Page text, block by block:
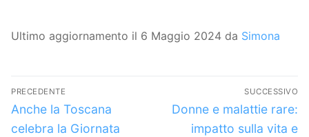
Ultimo aggiornamento il 6 Maggio 2024 da Simona
Navigazione
articoli
PRECEDENTE
Articolo
precedente:
Anche la Toscana
celebra la Giornata
SUCCESSIVO
Articolo
successivo:
Donne e malattie rare:
impatto sulla vita e